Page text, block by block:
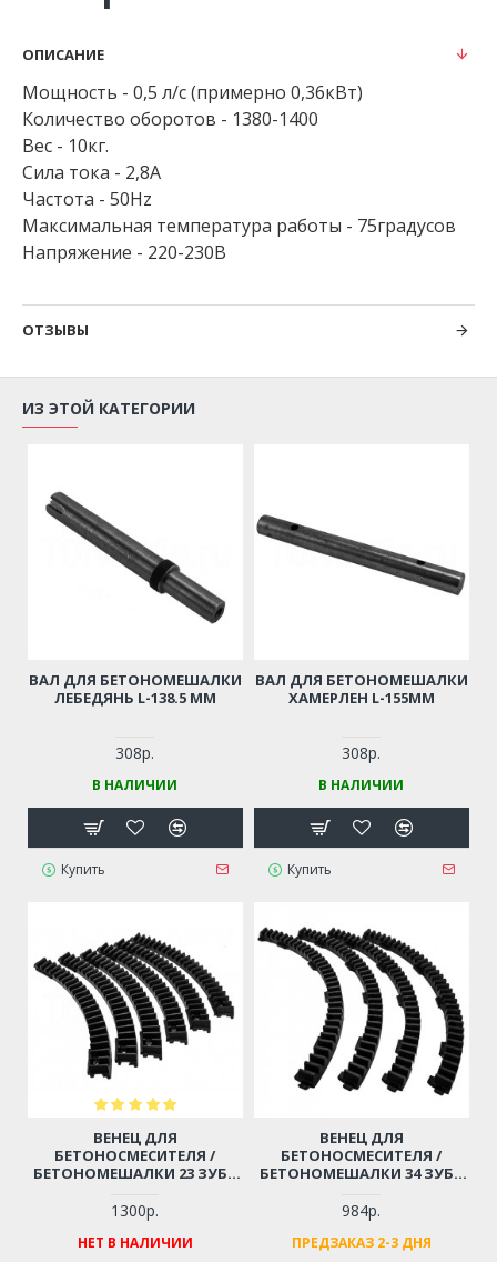
ОПИСАНИЕ
Мощность - 0,5 л/с (примерно 0,36кВт)
Количество оборотов - 1380-1400
Вес - 10кг.
Сила тока - 2,8А
Частота - 50Hz
Максимальная температура работы - 75градусов
Напряжение - 220-230В
ОТЗЫВЫ
ИЗ ЭТОЙ КАТЕГОРИИ
ВАЛ ДЛЯ БЕТОНОМЕШАЛКИ
ЛЕБЕДЯНЬ L-138.5 ММ
308р.
В НАЛИЧИИ
Купить
ВАЛ ДЛЯ БЕТОНОМЕШАЛКИ
ХАМЕРЛЕН L-155ММ
308р.
В НАЛИЧИИ
Купить
ВЕНЕЦ ДЛЯ
БЕТОНОСМЕСИТЕЛЯ /
БЕТОНОМЕШАЛКИ 23 ЗУБА
М130 – 190
1300р.
НЕТ В НАЛИЧИИ
ВЕНЕЦ ДЛЯ
БЕТОНОСМЕСИТЕЛЯ /
БЕТОНОМЕШАЛКИ 34 ЗУБА
Б130-180 (КОМПЛЕКТ 4 ШТ.)
984р.
ПРЕДЗАКАЗ 2-3 ДНЯ